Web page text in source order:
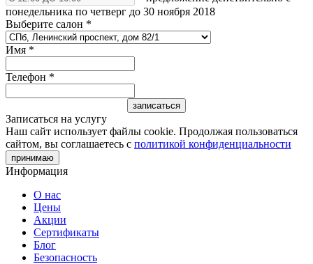
понедельника по четверг до 30 ноября 2018
Выберите салон *
Имя *
Телефон *
Записаться на услугу
Наш сайт использует файлы cookie. Продолжая пользоваться
сайтом, вы соглашаетесь с политикой конфиденциальности
принимаю
Информация
О нас
Цены
Акции
Сертификаты
Блог
Безопасность